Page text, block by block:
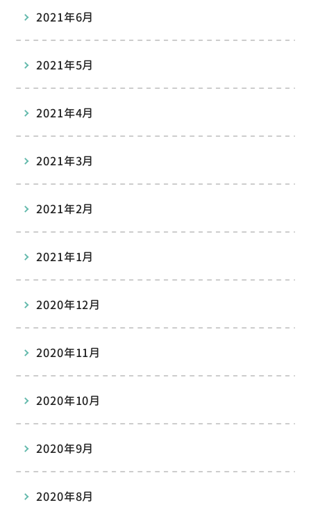
2021年6月
2021年5月
2021年4月
2021年3月
2021年2月
2021年1月
2020年12月
2020年11月
2020年10月
2020年9月
2020年8月